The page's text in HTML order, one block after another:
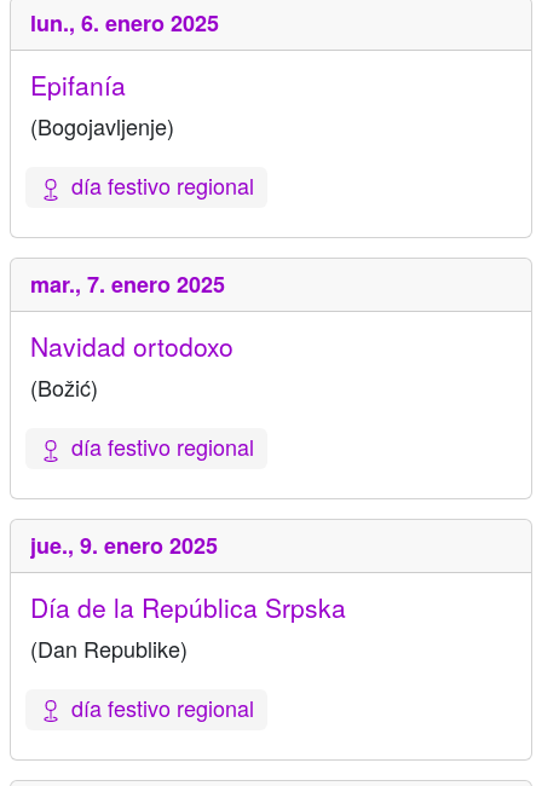
lun., 6. enero 2025
Epifanía
(Bogojavljenje)
día festivo regional
mar., 7. enero 2025
Navidad ortodoxo
(Božić)
día festivo regional
jue., 9. enero 2025
Día de la República Srpska
(Dan Republike)
día festivo regional